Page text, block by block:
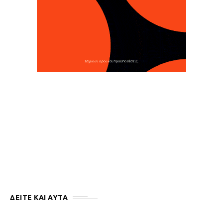
ΔΕΙΤΕ ΚΑΙ ΑΥΤΆ